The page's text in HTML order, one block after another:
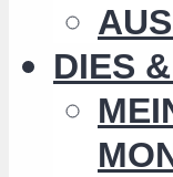
DIES